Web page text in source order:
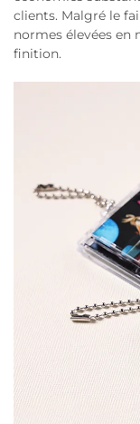
clients. Malgré le
normes élevées en
finition.